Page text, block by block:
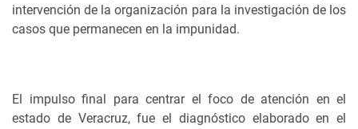
intervención de la organización para la investigación de los
casos que permanecen en la impunidad.
El impulso final para centrar el foco de atención en el
estado de Veracruz, fue el diagnóstico elaborado en el